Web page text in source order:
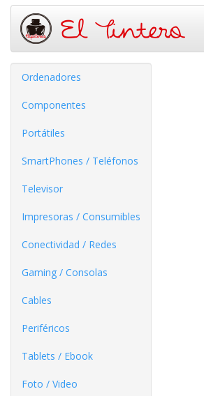
Ordenadores
Componentes
Portátiles
SmartPhones / Teléfonos
Televisor
Impresoras / Consumibles
Conectividad / Redes
Gaming / Consolas
Cables
Periféricos
Tablets / Ebook
Foto / Video